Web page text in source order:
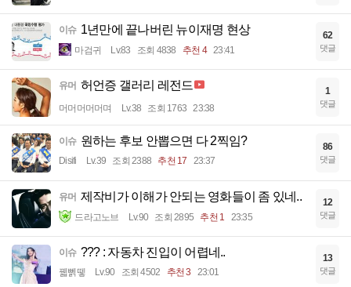
이슈 1년만에 끝나버린 뉴이재명 현상
마검귀 Lv.83 조회 4838 추천 4 23:41
62
댓글
유머 허언증 갤러리 레전드
머머머머머며 Lv.38 조회 1763 23:38
1
댓글
이슈 원하는 후보 안뽑으면 다 2찍임?
Disifi Lv.39 조회 2388 추천 17 23:37
86
댓글
유머 제작비가 이해가 안되는 영화들이 좀 있네..
드라고노브 Lv.90 조회 2895 추천 1 23:35
12
댓글
이슈 ??? : 자동차 진입이 어렵네..
꿻뻵뗗 Lv.90 조회 4502 추천 3 23:01
13
댓글